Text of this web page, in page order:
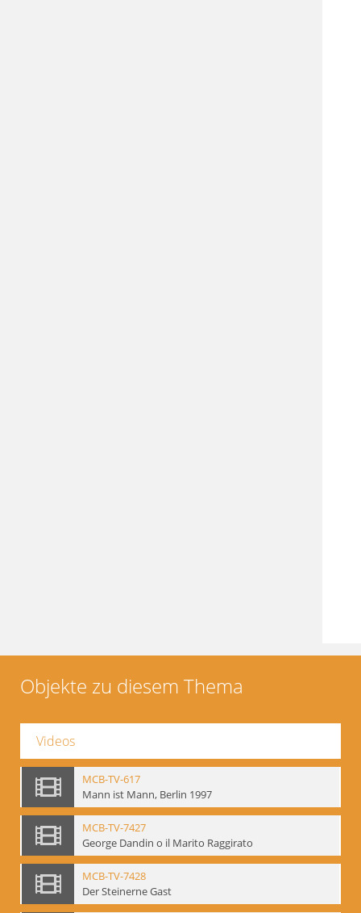
Objekte zu diesem Thema
Videos
MCB-TV-617
Mann ist Mann, Berlin 1997
MCB-TV-7427
George Dandin o il Marito Raggirato
MCB-TV-7428
Der Steinerne Gast